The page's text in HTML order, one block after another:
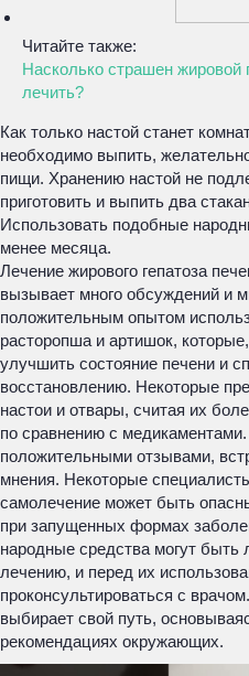
Читайте также:
Насколько страшен жировой
лечить?
Как только настой станет
необходимо выпить,
пищи. Хранению настой не
приготовить и выпить два
Использовать подобные
менее месяца.
Лечение жирового гепатоза
вызывает много обсуждений и
положительным опытом
расторопша и артишок,
улучшить состояние печени и
восстановлению. Некоторые
настои и отвары, считая их
по сравнению с
положительными отзывами,
мнения. Некоторые
самолечение может быть
при запущенных формах
народные средства могут
лечению, и перед их
проконсультироваться с
выбирает свой путь,
рекомендациях окружающих.